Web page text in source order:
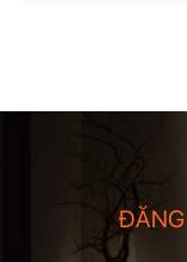
ĐĂNG